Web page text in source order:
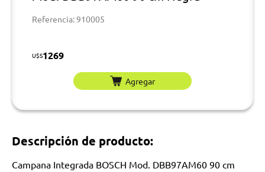
Referencia: 910005
U$S1269
Agregar
Descripción de producto:
Campana Integrada BOSCH Mod. DBB97AM60 90 cm